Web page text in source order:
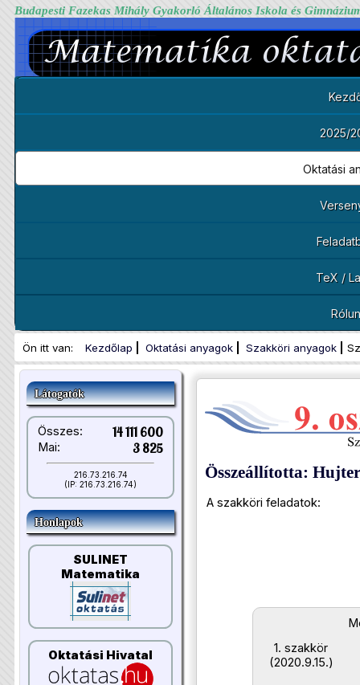
Budapesti Fazekas Mihály Gyakorló Általános Iskola és
2025/
Oktatási
TeX /
Ön itt van: Kezdőlap Oktatási anyagok Szakköri anyagok
Látogatók
Összes: 14 111 600
Mai: 3 825
216.73.216.74
(IP: 216.73.216.74)
Honlapok
SULINET
Matematika
Oktatási Hivatal
Összeállította:
A szakköri feladatok:
1. szakkör
(2020.9.15.)